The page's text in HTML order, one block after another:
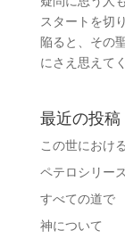
スタートを切
陥ると、その
にさえ思えて
最近の投稿
この世におけ
ペテロシリー
すべての道で
神について